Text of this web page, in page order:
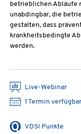
betrieblichen Abläufe
unabdingbar, die
gestalten, dass
krankheitsbedingte
werden.
Live-Webinar
1 Termin verfügbar
VDSI Punkte